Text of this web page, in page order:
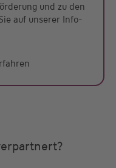
und zu den
auf unserer Info-